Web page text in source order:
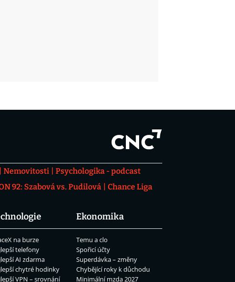
Nemovitosti
Psychologika - podcast
92: Szabová vs. Pudilová
Chance Liga
na burze
telefony
AI zdarma
chytré hodinky
VPN – srovnání
Ekonomika
Temu a clo
Spořicí účty
Superdávka – změny
Chybějící roky k důchodu
Minimální mzda 2027